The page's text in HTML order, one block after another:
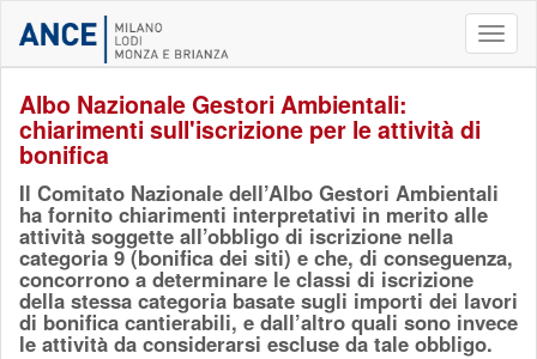
Albo Nazionale Gestori Ambientali:
chiarimenti sull'iscrizione per le attività di
bonifica
Il Comitato Nazionale dell’Albo Gestori Ambientali
ha fornito chiarimenti interpretativi in merito alle
attività soggette all’obbligo di iscrizione nella
categoria 9 (bonifica dei siti) e che, di conseguenza,
concorrono a determinare le classi di iscrizione
della stessa categoria basate sugli importi dei lavori
di bonifica cantierabili, e dall’altro quali sono invece
le attività da considerarsi escluse da tale obbligo.